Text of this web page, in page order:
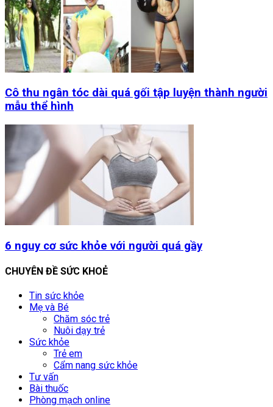
Cô thu ngân tóc dài quá gối tập luyện thành người
mẫu thể hình
6 nguy cơ sức khỏe với người quá gầy
CHUYÊN ĐỀ SỨC KHOẺ
Tin sức khỏe
Mẹ và Bé
Chăm sóc trẻ
Nuôi dạy trẻ
Sức khỏe
Trẻ em
Cẩm nang sức khỏe
Tư vấn
Bài thuốc
Phòng mạch online